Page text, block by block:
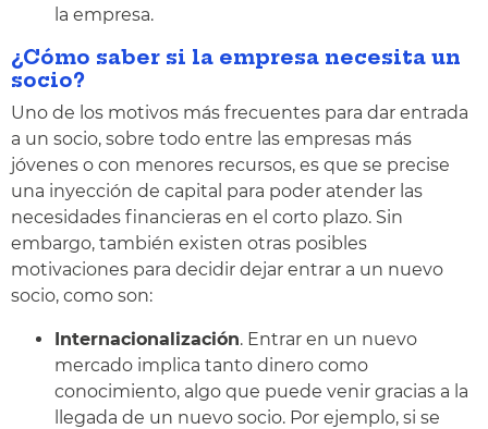
la empresa.
¿Cómo saber si la empresa necesita un
socio?
Uno de los motivos más frecuentes para dar entrada
a un socio, sobre todo entre las empresas más
jóvenes o con menores recursos, es que se precise
una inyección de capital para poder atender las
necesidades financieras en el corto plazo. Sin
embargo, también existen otras posibles
motivaciones para decidir dejar entrar a un nuevo
socio, como son:
Internacionalización. Entrar en un nuevo
mercado implica tanto dinero como
conocimiento, algo que puede venir gracias a la
llegada de un nuevo socio. Por ejemplo, si se